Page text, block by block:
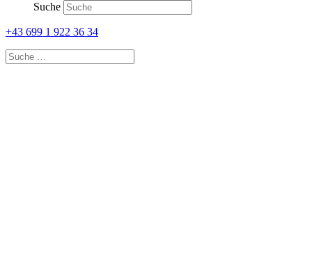
Suche
+43 699 1 922 36 34